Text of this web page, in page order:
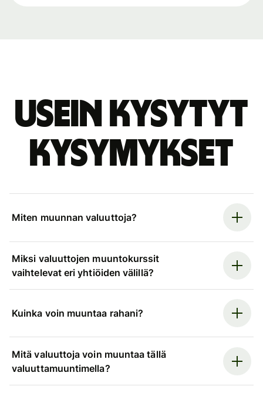
Usein kysytyt
kysymykset
Miten muunnan valuuttoja?
Miksi valuuttojen muuntokurssit
vaihtelevat eri yhtiöiden välillä?
Kuinka voin muuntaa rahani?
Mitä valuuttoja voin muuntaa tällä
valuuttamuuntimella?